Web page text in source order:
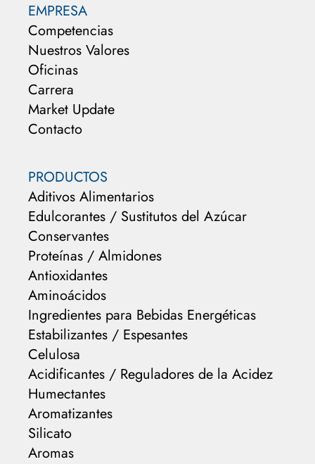
EMPRESA
Competencias
Nuestros Valores
Oficinas
Carrera
Market Update
Contacto
PRODUCTOS
Aditivos Alimentarios
Edulcorantes / Sustitutos del Azúcar
Conservantes
Proteínas / Almidones
Antioxidantes
Aminoácidos
Ingredientes para Bebidas Energéticas
Estabilizantes / Espesantes
Celulosa
Acidificantes / Reguladores de la Acidez
Humectantes
Aromatizantes
Silicato
Aromas